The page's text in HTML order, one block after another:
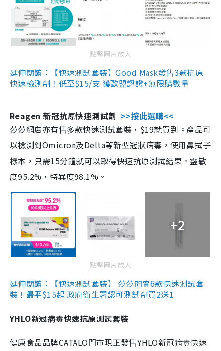
點擊圖片放大
延伸閱讀：【快速測試套裝】Good Mask發售3款抗原
快速檢測劑！低至$15/支 獲歐盟認證+無限購數量
Reagen 新冠抗原快速測試劑 >>按此選購<<
莎莎網店亦有售多款快速測試套裝，$19就買到。產品可
以檢測到Omicron及Delta等新型冠狀病毒，使用鼻拭子
樣本，只需15分鐘就可以取得快速抗原測試結果。靈敏
度95.2%，特異度98.1%。
+2
點擊圖片放大
延伸閱讀：【快速測試套裝】 莎莎開賣6款快速測試套
裝！最平$15起 政府衛生署認可測試劑買2送1
YHLO新冠病毒快速抗原測試套裝
健康食品品牌CATALO門市現正發售YHLO新冠病毒快速